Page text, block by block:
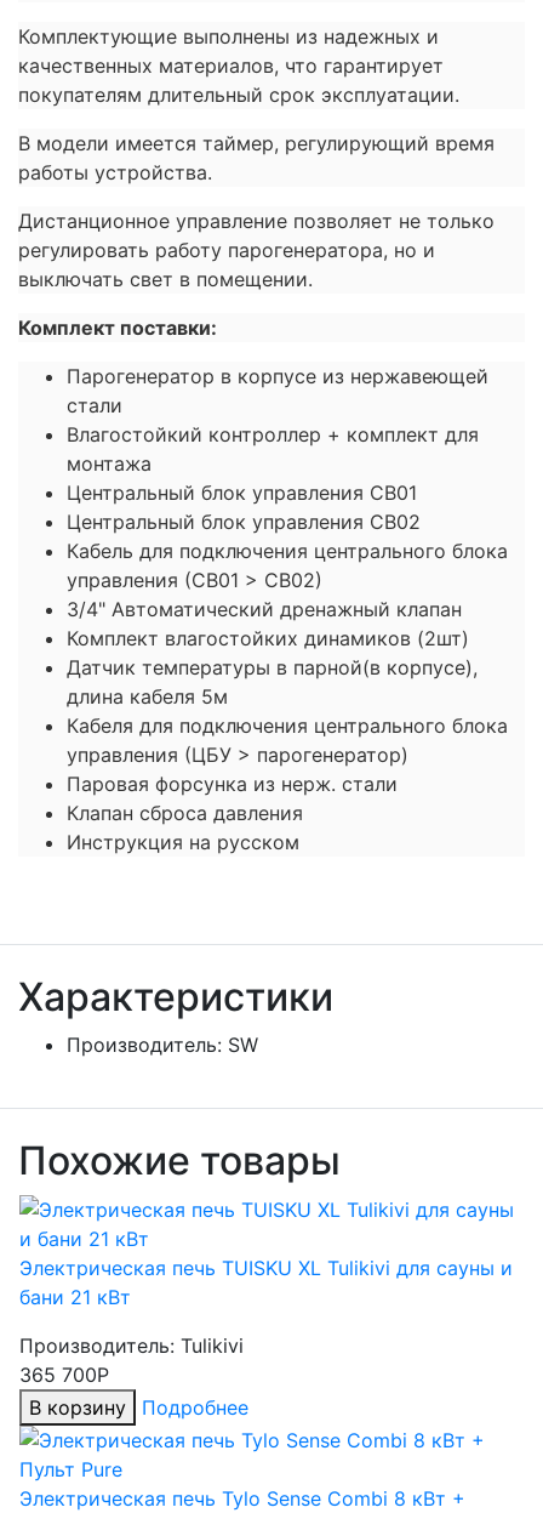
Комплектующие выполнены из надежных и
качественных материалов, что гарантирует
покупателям длительный срок эксплуатации.
В модели имеется таймер, регулирующий время
работы устройства.
Дистанционное управление позволяет не только
регулировать работу парогенератора, но и
выключать свет в помещении.
Комплект поставки:
Парогенератор в корпусе из нержавеющей
стали
Влагостойкий контроллер + комплект для
монтажа
Центральный блок управления CB01
Центральный блок управления CB02
Кабель для подключения центрального блока
управления (СВ01 > СВ02)
3/4" Автоматический дренажный клапан
Комплект влагостойких динамиков (2шт)
Датчик температуры в парной(в корпусе),
длина кабеля 5м
Кабеля для подключения центрального блока
управления (ЦБУ > парогенератор)
Паровая форсунка из нерж. стали
Клапан сброса давления
Инструкция на русском
Характеристики
Производитель: SW
Похожие товары
Электрическая печь TUISKU XL Tulikivi для сауны и
бани 21 кВт
Производитель: Tulikivi
365 700Р
В корзину
Подробнее
Электрическая печь Tylo Sense Combi 8 кВт +